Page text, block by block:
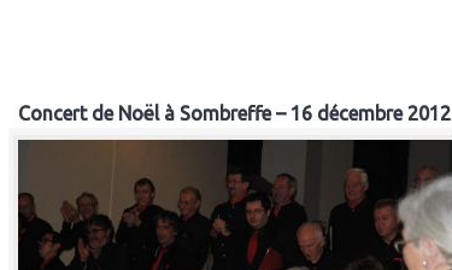
Concert de Noël à Sombreffe – 16 décembre 2012